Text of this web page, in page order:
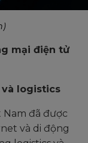
mại điện tử
và logistics
đã được
và di động